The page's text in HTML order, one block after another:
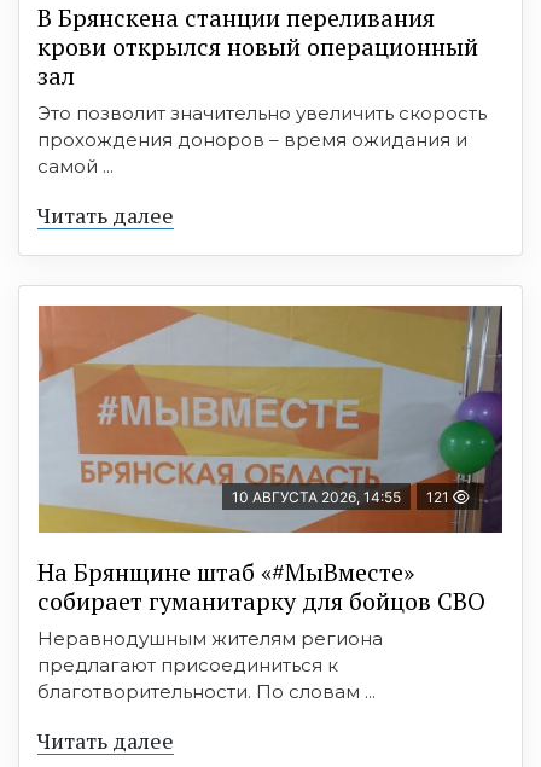
В Брянскена станции переливания
крови открылся новый операционный
зал
Это позволит значительно увеличить скорость
прохождения доноров – время ожидания и
самой ...
Читать далее
10 АВГУСТА 2026, 14:55 121
На Брянщине штаб «#МыВместе»
собирает гуманитарку для бойцов СВО
Неравнодушным жителям региона
предлагают присоединиться к
благотворительности. По словам ...
Читать далее